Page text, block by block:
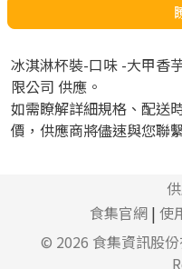
冰淇淋杯裝-口味 -大甲香
限公司 供應。
如需瞭解詳細規格、配送
價，供應商將儘速與您聯
食集官網 | 使
© 2026 食集資訊股